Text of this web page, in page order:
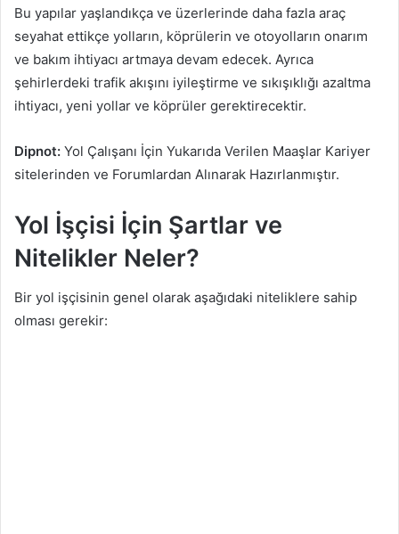
Bu yapılar yaşlandıkça ve üzerlerinde daha fazla araç
seyahat ettikçe yolların, köprülerin ve otoyolların onarım
ve bakım ihtiyacı artmaya devam edecek. Ayrıca
şehirlerdeki trafik akışını iyileştirme ve sıkışıklığı azaltma
ihtiyacı, yeni yollar ve köprüler gerektirecektir.
Dipnot: Yol Çalışanı İçin Yukarıda Verilen Maaşlar Kariyer
sitelerinden ve Forumlardan Alınarak Hazırlanmıştır.
Yol İşçisi İçin Şartlar ve
Nitelikler Neler?
Bir yol işçisinin genel olarak aşağıdaki niteliklere sahip
olması gerekir: